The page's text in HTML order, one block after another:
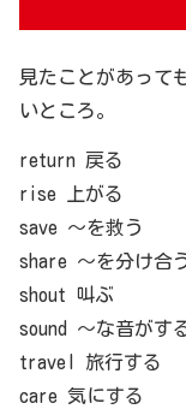
見たことがあって
いところ。
return 戻る
rise 上がる
save ～を救う
share ～を分け合
shout 叫ぶ
sound ～な音がす
travel 旅行する
care 気にする